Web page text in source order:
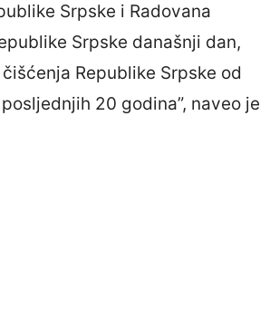
Srpske i Radovana
Srpske današnji dan,
Republike Srpske od
20 godina”, naveo je